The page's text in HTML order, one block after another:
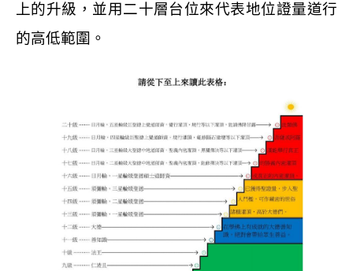
上的升級，並用二十層台位來代表地位證量道行
的高低範圍。